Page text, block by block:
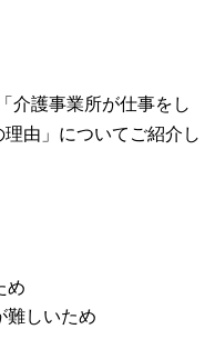
介護事業所が仕事をし
由」についてご紹介し
め
難しいため